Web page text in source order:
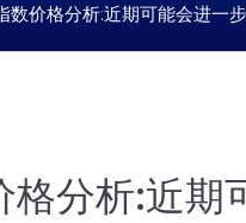
数价格分析:近期可能会进一
格分析:近期